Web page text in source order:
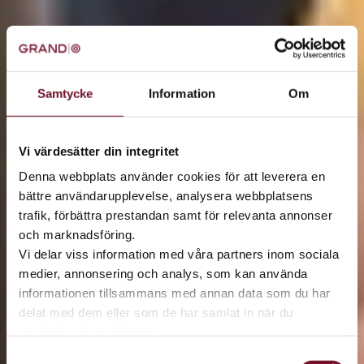
Samtycke Information Om
Vi värdesätter din integritet
Denna webbplats använder cookies för att leverera en
bättre användarupplevelse, analysera webbplatsens
trafik, förbättra prestandan samt för relevanta annonser
och marknadsföring.
Vi delar viss information med våra partners inom sociala
medier, annonsering och analys, som kan använda
informationen tillsammans med annan data som du har
delat med dem eller som de har samlat in när du